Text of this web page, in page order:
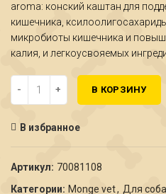
aroma: конский каштан для
кишечника,
микробиоты кишечника и
калия, и легкоусвояемых
В КОРЗИНУ
В избранное
Артикул: 70081108
Категории: Monge vet, Для